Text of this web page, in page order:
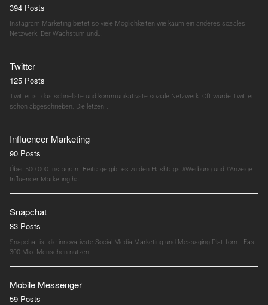
394 Posts
Instagram Marketing bietet so viele Möglichkeiten wie kaum ein anderes soziales
Netzwerk. Der Wachstum und…
Twitter
125 Posts
Twitter ist das schnellste und kommunikativste soziale Netzwerk. Oft wurde Twitter
schon abgeschrieben. Die letzen…
Influencer Marketing
90 Posts
Über 500.000 Instagram Beiträge gibt es zu den Hashtags #Werbung und #Anzeige.
Influencer Marketing hat…
Snapchat
83 Posts
Snapchat ist die innovativste Social Media Marketing und Messaging Plattform. Fast
300 Mio. Menschen nutzen…
Mobile Messenger
59 Posts